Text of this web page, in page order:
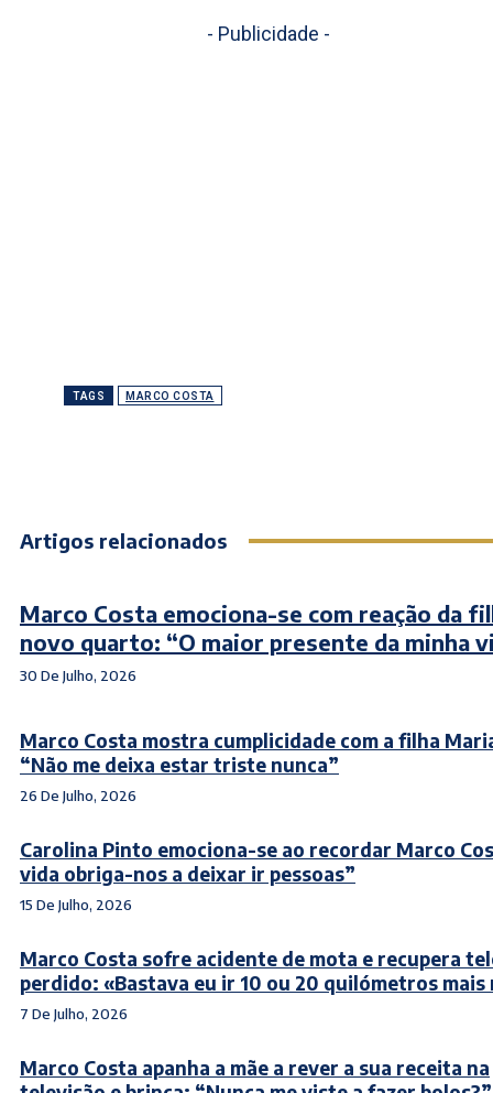
- Publicidade -
TAGS MARCO COSTA
Artigos relacionados
Marco Costa emociona-se com reação da
novo quarto: “O maior presente da minha
30 De Julho, 2026
Marco Costa mostra cumplicidade com a filha
“Não me deixa estar triste nunca”
26 De Julho, 2026
Carolina Pinto emociona-se ao recordar Marco
vida obriga-nos a deixar ir pessoas”
15 De Julho, 2026
Marco Costa sofre acidente de mota e recupera
perdido: «Bastava eu ir 10 ou 20 quilómetros mais
7 De Julho, 2026
Marco Costa apanha a mãe a rever a sua receita na